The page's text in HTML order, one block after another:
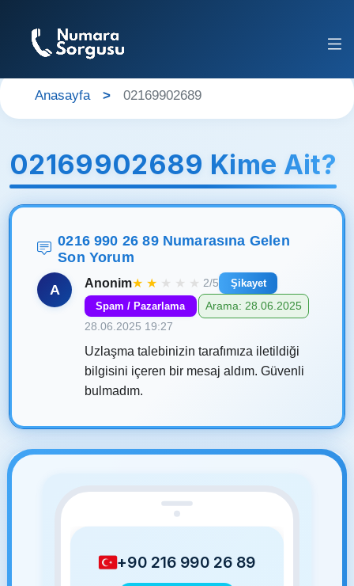
Anasayfa 02169902689
02169902689 Kime Ait?
0216 990 26 89 Numarasına Gelen
Son Yorum
A Anonim★ ★ ★ ★ ★ 2/5
Şikayet
Spam / Pazarlama
Arama: 28.06.2025
28.06.2025 19:27
Uzlaşma talebinizin tarafımıza iletildiği
bilgisini içeren bir mesaj aldım. Güvenli
bulmadım.
+90 216 990 26 89